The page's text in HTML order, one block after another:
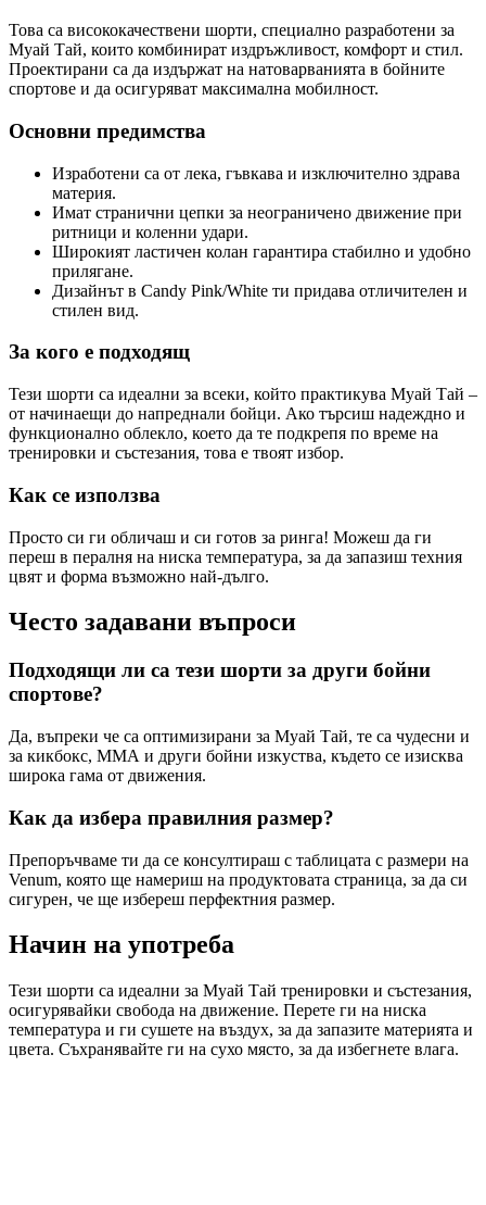
Това са висококачествени шорти, специално разработени за
Муай Тай, които комбинират издръжливост, комфорт и стил.
Проектирани са да издържат на натоварванията в бойните
спортове и да осигуряват максимална мобилност.
Основни предимства
Изработени са от лека, гъвкава и изключително здрава
материя.
Имат странични цепки за неограничено движение при
ритници и коленни удари.
Широкият ластичен колан гарантира стабилно и удобно
прилягане.
Дизайнът в Candy Pink/White ти придава отличителен и
стилен вид.
За кого е подходящ
Тези шорти са идеални за всеки, който практикува Муай Тай –
от начинаещи до напреднали бойци. Ако търсиш надеждно и
функционално облекло, което да те подкрепя по време на
тренировки и състезания, това е твоят избор.
Как се използва
Просто си ги обличаш и си готов за ринга! Можеш да ги
переш в пералня на ниска температура, за да запазиш техния
цвят и форма възможно най-дълго.
Често задавани въпроси
Подходящи ли са тези шорти за други бойни
спортове?
Да, въпреки че са оптимизирани за Муай Тай, те са чудесни и
за кикбокс, ММА и други бойни изкуства, където се изисква
широка гама от движения.
Как да избера правилния размер?
Препоръчваме ти да се консултираш с таблицата с размери на
Venum, която ще намериш на продуктовата страница, за да си
сигурен, че ще избереш перфектния размер.
Начин на употреба
Тези шорти са идеални за Муай Тай тренировки и състезания,
осигурявайки свобода на движение. Перете ги на ниска
температура и ги сушете на въздух, за да запазите материята и
цвета. Съхранявайте ги на сухо място, за да избегнете влага.